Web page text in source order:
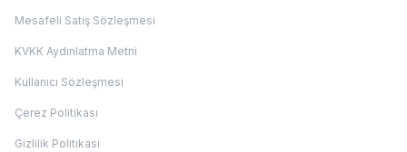
Mesafeli Satış Sözleşmesi
KVKK Aydınlatma Metni
Kullanıcı Sözleşmesi
Çerez Politikası
Gizlilik Politikası